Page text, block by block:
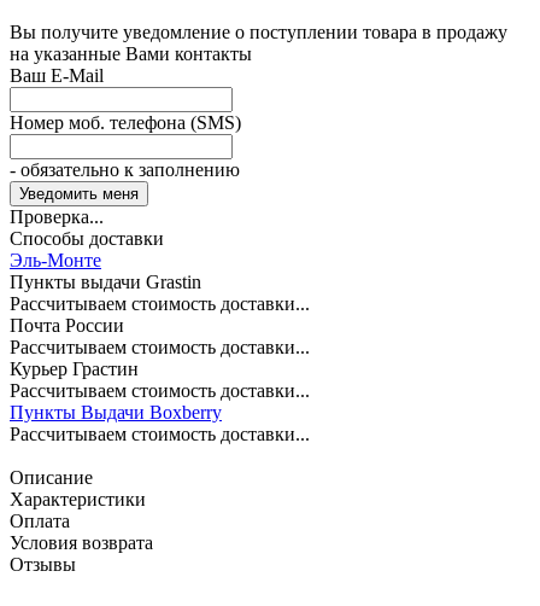
Вы получите уведомление о поступлении товара в продажу
на указанные Вами контакты
Ваш E-Mail
Номер моб. телефона (SMS)
- обязательно к заполнению
Проверка...
Способы доставки
Эль-Монте
Пункты выдачи Grastin
Рассчитываем стоимость доставки...
Почта России
Рассчитываем стоимость доставки...
Курьер Грастин
Рассчитываем стоимость доставки...
Пункты Выдачи Boxberry
Рассчитываем стоимость доставки...
Описание
Характеристики
Оплата
Условия возврата
Отзывы